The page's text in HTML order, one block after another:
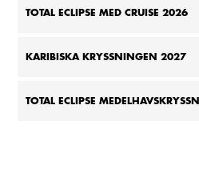
TOTAL ECLIPSE MED CRUISE 2026
KARIBISKA KRYSSNINGEN 2027
TOTAL ECLIPSE